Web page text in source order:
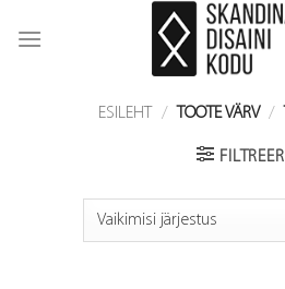
ESILEHT / TOOTE VÄRV /
FILTREERI